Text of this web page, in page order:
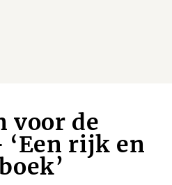
voor de
rijk en